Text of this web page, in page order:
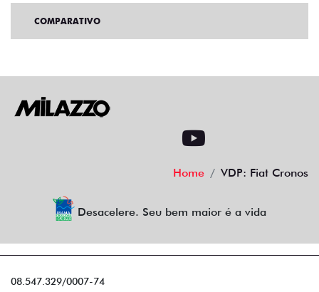
COMPARATIVO
Home VDP: Fiat Cronos
Desacelere. Seu bem maior é a vida
08.547.329/0007-74